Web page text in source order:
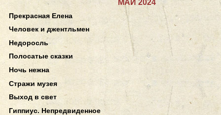
МАЙ 2024
Прекрасная Елена
Человек и джентльмен
Недоросль
Полосатые сказки
Ночь нежна
Стражи музея
Выход в свет
Гиппиус. Непредвиденное